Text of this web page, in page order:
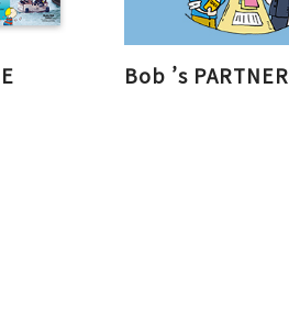
Bob ’s PARTNER